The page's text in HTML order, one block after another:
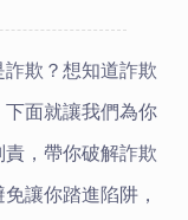
欺？想知道詐欺
面就讓我們為你
，帶你破解詐欺
讓你踏進陷阱，